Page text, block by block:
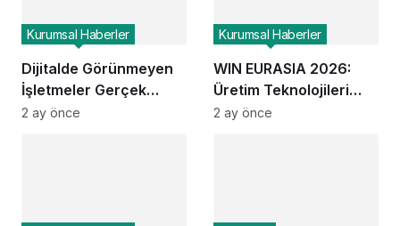
Dijitalde Görünmeyen
İşletmeler Gerçek
Hayatta da Kaybolur
Kurumsal Haberler
2 ay önce
WIN EURASIA 2026:
Üretim Teknolojileri
Dijital Ticaretle
Kurumsal Haberler
2 ay önce